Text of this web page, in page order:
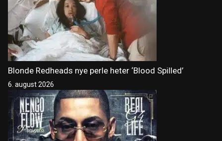
Blonde Redheads nye perle heter ‘Blood Spilled’
6. august 2026